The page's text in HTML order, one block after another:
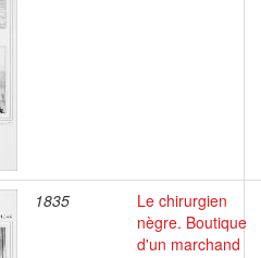
1835
Le chirurgien
nègre. Boutique
d'un marchand